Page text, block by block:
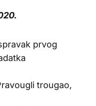
prvog
trougao,